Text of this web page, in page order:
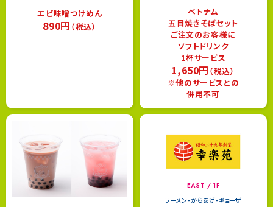
WEST / 4F
ラーメン・からあげ・ギョーザ
890円（税込）
ベトナム料理
ジャスミンパレス
ベトナムレストラン
9/13（土）～10/5（日）
ベトナム
五目焼きそばセット
ご注文のお客様に
1杯サービス
1,650円（税込）
※他のサービスとの
併用不可